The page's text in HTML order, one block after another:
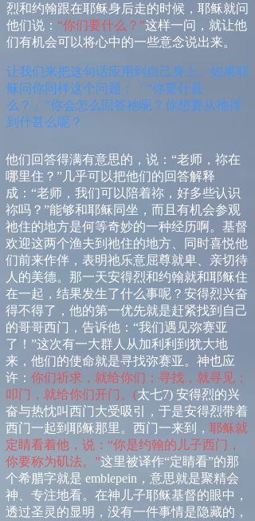
烈和约翰跟在耶稣身后走的时候，耶稣就问
他们说： “你们要什么？”这样一问，就让他
们有机会可以将心中的一些意念说出来。
让我们来把这句话应用到自己身上。如果耶
稣问你同样这个问题：「“你要什甚
么？」”你会怎么回答祂呢？你想要从祂得
到什甚么呢？
他们回答得满有意思的，说：“老师，祢在
哪里住？”几乎可以把他们的回答解释
成：“老师，我们可以陪着祢，好多些认识
祢吗？”能够和耶稣同坐，而且有机会参观
祂住的地方是何等奇妙的一种经历啊。基督
欢迎这两个渔夫到祂住的地方、同时喜悦他
们前来作伴，表明祂乐意屈尊就卑、亲切待
人的美德。那一天安得烈和约翰就和耶稣住
在一起，结果发生了什么事呢？安得烈兴奋
得不得了，他的第一优先就是赶紧找到自己
的哥哥西门，告诉他：“我们遇见弥赛亚
了！”这次有一大群人从加利利到犹大地
来，他们的使命就是寻找弥赛亚。神也应
许： 你们祈求，就给你们；寻找，就寻见；
叩门，就给你们开门。 (太七7) 安得烈的兴
奋与热忱叫西门大受吸引，于是安得烈带着
西门一起到耶稣那里。西门一来到， 耶稣就
定睛看着他，说：“你是约翰的儿子西门，
你要称为矶法。”这里被译作“定睛看”的那
个希腊字就是 emblepein ，意思就是聚精会
神、专注地看。在神儿子耶稣基督的眼中，
透过圣灵的显明，没有一件事情是隐藏的，